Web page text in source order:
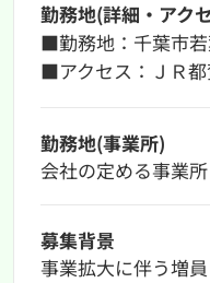
勤務地(詳細・アク
■勤務地：千葉市
■アクセス：ＪＲ
勤務地(事業所)
会社の定める事業所
募集背景
事業拡⼤に伴う増員